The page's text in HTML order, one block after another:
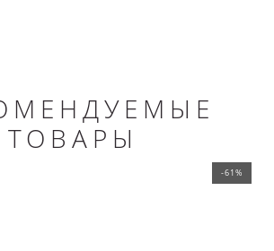
ТОВАРЫ
-61%